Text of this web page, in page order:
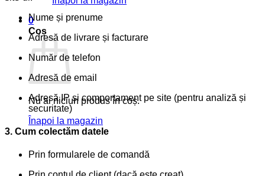
0
Coș
Nu ai niciun produs în coș.
Înapoi la magazin
Nume și prenume
Adresă de livrare și facturare
Număr de telefon
Adresă de email
Adresă IP și comportament pe site (pentru analiză și
securitate)
3. Cum colectăm datele
Prin formularele de comandă